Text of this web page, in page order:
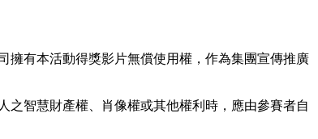
擁有本活動得獎影片無償使用權，作為集團宣傳推廣
之智慧財產權、肖像權或其他權利時，應由參賽者自